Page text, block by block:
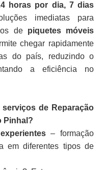
horas por dia, 7 dias
imediatas para
de piquetes móveis
chegar rapidamente
do país, reduzindo o
a eficiência no
de Reparação
Pinhal?
– formação
em diferentes tipos de